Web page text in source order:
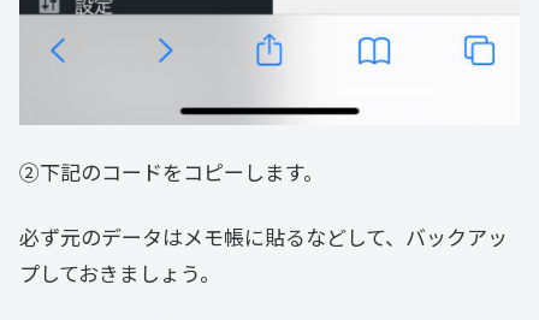
②下記のコードをコピーします。
必ず元のデータはメモ帳に貼るなどして、バックアッ
プしておきましょう。